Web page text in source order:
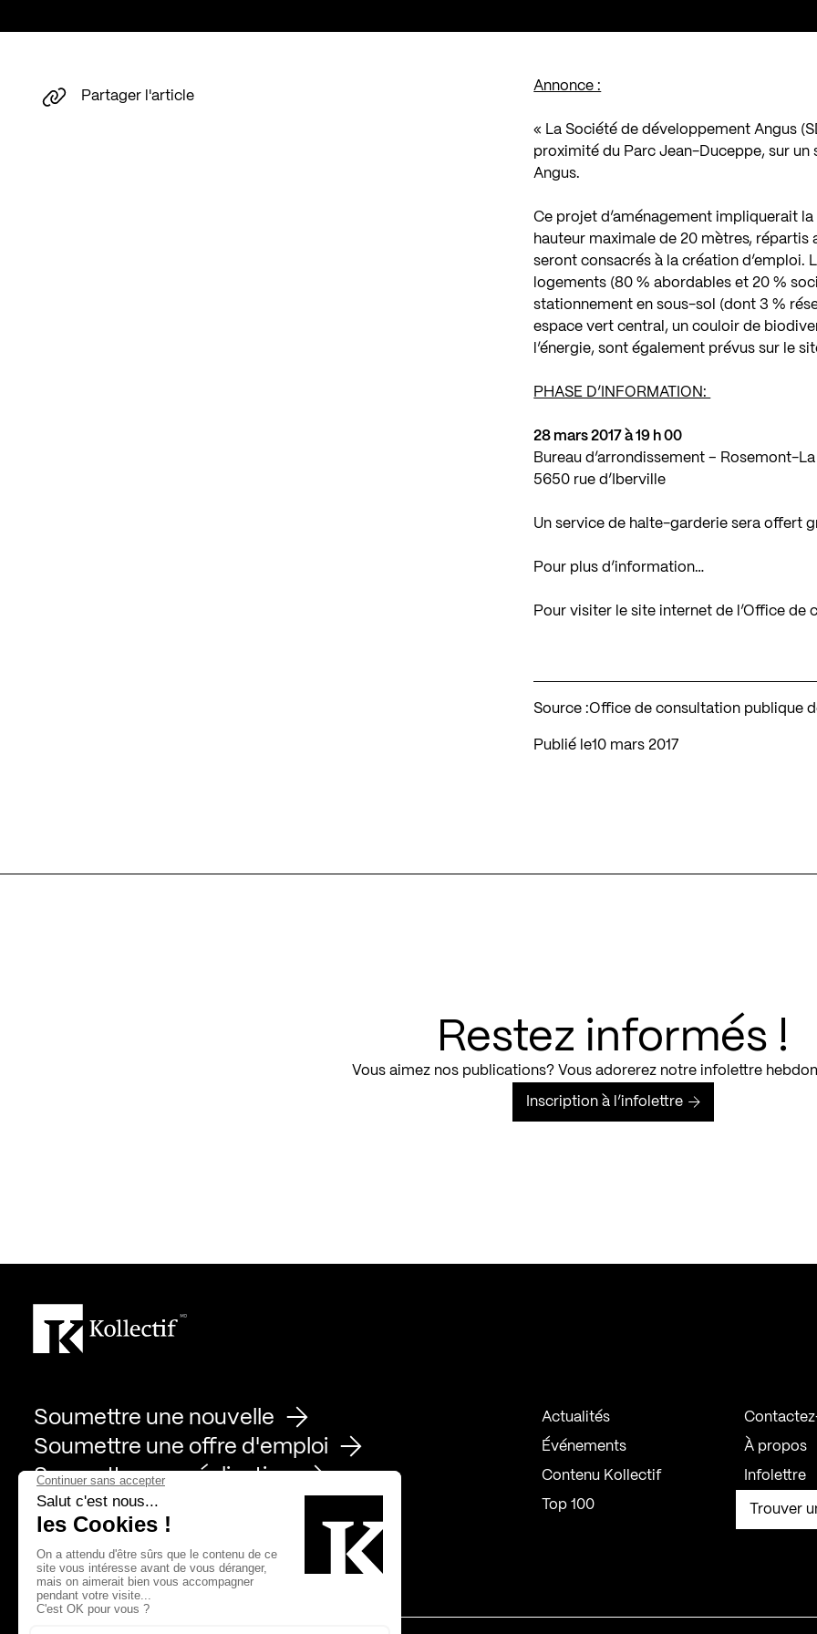
Annonce :
« La Société de développement Angus
proximité du Parc Jean-Duceppe, sur
Angus.
Ce projet d’aménagement impliquerait
hauteur maximale de 20 mètres, répartis
seront consacrés à la création d’emploi.
logements (80 % abordables et 20 %
stationnement en sous-sol (dont 3 %
espace vert central, un couloir de
l’énergie, sont également prévus sur le
PHASE D’INFORMATION:
28 mars 2017 à 19 h 00
Bureau d’arrondissement – Rosemont-
5650 rue d’Iberville
Un service de halte-garderie sera offert
Pour plus d’information…
Pour visiter le site internet de l’Office
Source :Office de consultation publique
Publié le 10 mars 2017
Partager l'article
Restez informés !
Vous aimez nos publications? Vous adorerez notre infolettre
Inscription à l’infolettre
Soumettre une nouvelle
Soumettre une offre d'emploi
Soumettre une réalisation
Actualités
Événements
Contenu Kollectif
Top 100
À propos
Infolettre
Trouver
Page Facebook de Kollectif
Page Instagram de Kollectif
Page Linkedin de Kollectif